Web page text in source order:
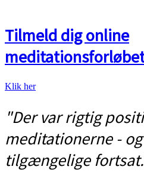
Tilmeld dig online
meditationsforløbet
Klik her
"Der var rigtig
meditationerne -
tilgængelige